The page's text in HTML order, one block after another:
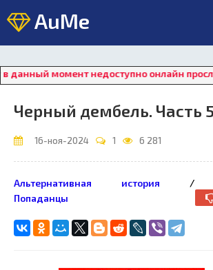
AuMe
момент недоступно онлайн
Черный дембель. Часть 5
16-ноя-2024 1 6 281
Альтернативная история /
Попаданцы